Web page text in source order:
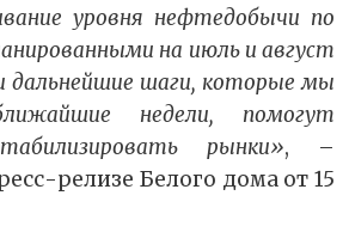
уровня нефтедобычи по
на июль и август
дальнейшие шаги, которые мы
недели, помогут
рынки», –
релизе Белого дома от 15